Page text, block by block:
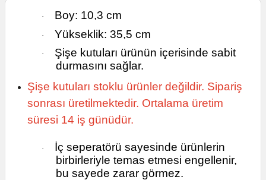
· Boy: 10,3 cm
· Yükseklik: 35,5 cm
·
Şişe kutuları ürünün içerisinde sabit
durmasını sağlar.
Şişe kutuları stoklu ürünler değildir. Sipariş
sonrası üretilmektedir. Ortalama üretim
süresi 14 iş günüdür.
·
İç seperatörü sayesinde ürünlerin
birbirleriyle temas etmesi engellenir,
bu sayede zarar görmez.